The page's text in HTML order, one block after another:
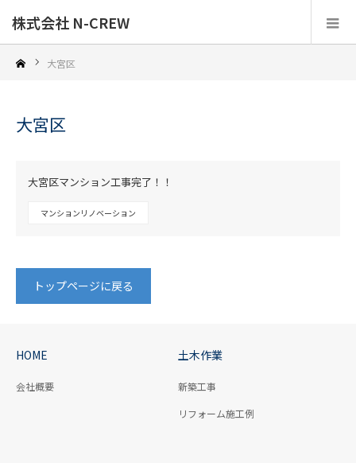
株式会社 N-CREW
大宮区
大宮区
大宮区マンション工事完了！！
マンションリノベーション
トップページに戻る
HOME
会社概要
土木作業
新築工事
リフォーム施工例